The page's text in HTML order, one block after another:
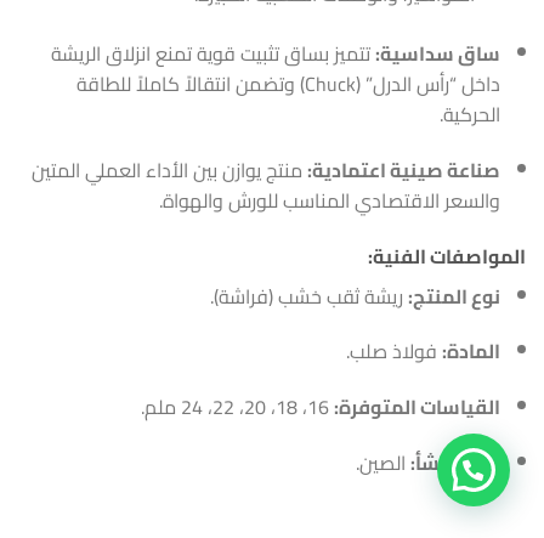
ساق سداسية:تتميز بساق تثبيت قوية تمنع انزلاق الريشة
داخل “رأس الدرل” (Chuck) وتضمن انتقالاً كاملاً للطاقة
الحركية.
صناعة صينية اعتمادية: منتج يوازن بين الأداء العملي المتين
والسعر الاقتصادي المناسب للورش والهواة.
المواصفات الفنية:
نوع المنتج: ريشة ثقب خشب (فراشة).
المادة: فولاذ صلب.
القياسات المتوفرة:
بلد المنشأ: الصين.